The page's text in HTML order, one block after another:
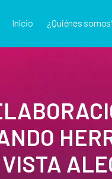
Inicio ¿Quiénes